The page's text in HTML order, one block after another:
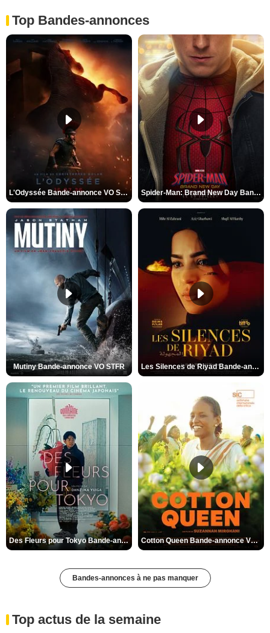
Top Bandes-annonces
L'Odyssée Bande-annonce VO STFR Spider-Man: Brand New Day Bande-annonce VO STFR
Mutiny Bande-annonce VO STFR Les Silences de Riyad Bande-annonce VO STFR
Des Fleurs pour Tokyo Bande-annonce VO STFR Cotton Queen Bande-annonce VO STFR
Bandes-annonces à ne pas manquer
Top actus de la semaine